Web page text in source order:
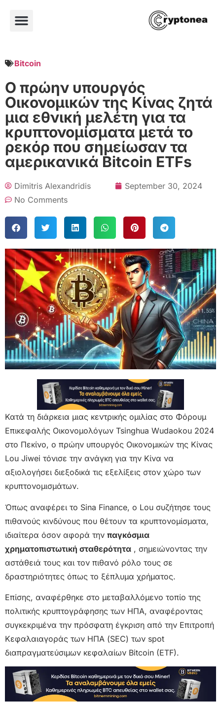
Bitcoin
Ο πρώην υπουργός
Οικονομικών της Κίνας ζητά
μια εθνική μελέτη για τα
κρυπτονομίσματα μετά το
ρεκόρ που σημείωσαν τα
αμερικανικά Bitcoin ETFs
Dimitris Alexandridis
September 30, 2024
No Comments
Κατά τη διάρκεια μιας κεντρικής ομιλίας στο Φόρουμ
Επικεφαλής Οικονομολόγων Tsinghua Wudaokou 2024
στο Πεκίνο, ο πρώην υπουργός Οικονομικών της Κίνας
Lou Jiwei τόνισε την ανάγκη για την Κίνα να
αξιολογήσει διεξοδικά τις εξελίξεις στον χώρο των
κρυπτονομισμάτων.
Όπως αναφέρει το Sina Finance, ο Lou συζήτησε τους
πιθανούς κινδύνους που θέτουν τα κρυπτονομίσματα,
ιδιαίτερα όσον αφορά την παγκόσμια
χρηματοπιστωτική σταθερότητα , σημειώνοντας την
αστάθειά τους και τον πιθανό ρόλο τους σε
δραστηριότητες όπως το ξέπλυμα χρήματος.
Επίσης, αναφέρθηκε στο μεταβαλλόμενο τοπίο της
πολιτικής κρυπτογράφησης των ΗΠΑ, αναφέροντας
συγκεκριμένα την πρόσφατη έγκριση από την Επιτροπή
Κεφαλαιαγοράς των ΗΠΑ (SEC) των spot
διαπραγματεύσιμων κεφαλαίων Bitcoin (ETF).